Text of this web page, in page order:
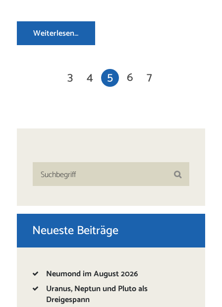
Weiterlesen…
3 4 5 6 7
Neueste Beiträge
Neumond im August 2026
Uranus, Neptun und Pluto als
Dreigespann